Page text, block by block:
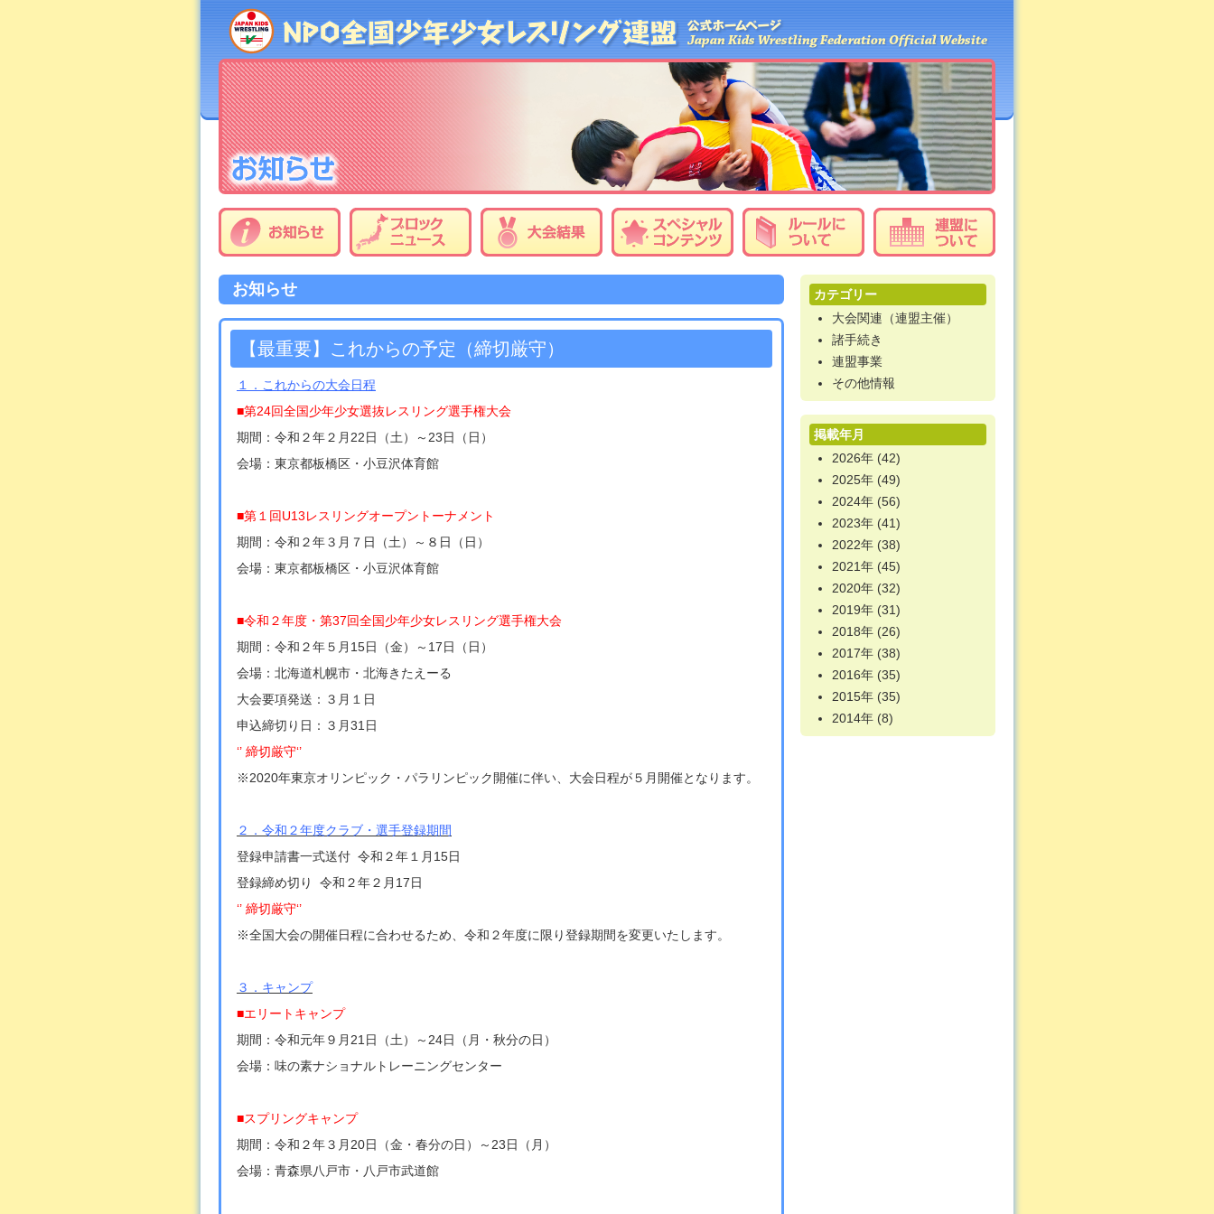
お知らせ
【最重要】これからの予定（締切厳守）
１．これからの大会日程
■第24回全国少年少女選抜レスリング選手権大会
期間：令和２年２月22日（土）～23日（日）
会場：東京都板橋区・小豆沢体育館
■第１回U13レスリングオープントーナメント
期間：令和２年３月７日（土）～８日（日）
会場：東京都板橋区・小豆沢体育館
■令和２年度・第37回全国少年少女レスリング選手権大会
期間：令和２年５月15日（金）～17日（日）
会場：北海道札幌市・北海きたえーる
大会要項発送：３月１日
申込締切り日：３月31日
‘’ 締切厳守‘’
※2020年東京オリンピック・パラリンピック開催に伴い、大会日程が５月開催となります。
２．令和２年度クラブ・選手登録期間
登録申請書一式送付 令和２年１月15日
登録締め切り 令和２年２月17日
‘’ 締切厳守‘’
※全国大会の開催日程に合わせるため、令和２年度に限り登録期間を変更いたします。
３．キャンプ
■エリートキャンプ
期間：令和元年９月21日（土）～24日（月・秋分の日）
会場：味の素ナショナルトレーニングセンター
■スプリングキャンプ
期間：令和２年３月20日（金・春分の日）～23日（月）
会場：青森県八戸市・八戸市武道館
カテゴリー
大会関連（連盟主催）
諸手続き
連盟事業
その他情報
掲載年月
2026年(42)
2025年(49)
2024年(56)
2023年(41)
2022年(38)
2021年(45)
2020年(32)
2019年(31)
2018年(26)
2017年(38)
2016年(35)
2015年(35)
2014年(8)